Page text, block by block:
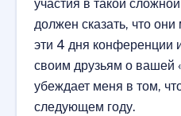
участия в такой
должен сказать, что
эти 4 дня конференции
своим друзьям о
убеждает меня в том,
следующем году.